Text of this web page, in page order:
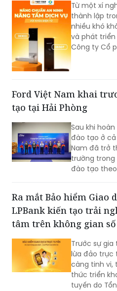
Từ một xí
thành lập
nhiều khó
và phát
Công ty Cổ
là câu
thương hiệu
ánh sự bền
không
tranh.
Ford Việt Nam khai
tạo tại Hải Phòng
Sau khi
đào tạo ở cả
Nam đã trở
trường trong
đào tạo
Ra mắt Bảo hiểm Giao
LPBank kiến tạo trải
tâm trên không gian số
Trước sự
lừa đảo trực
càng tinh vi,
thức triển
tuyến do